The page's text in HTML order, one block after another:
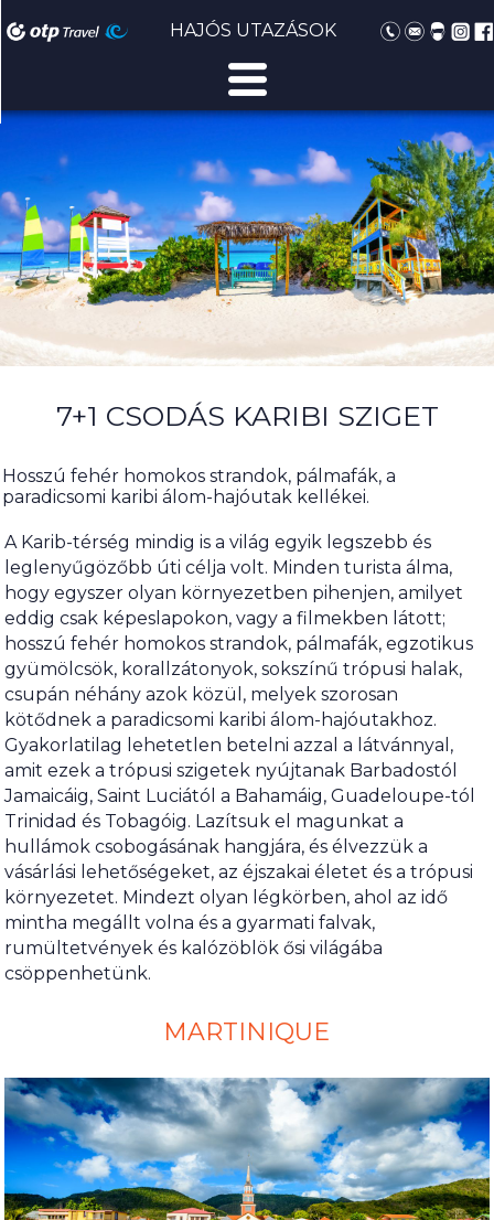
HAJÓS UTAZÁSOK
7+1 CSODÁS KARIBI SZIGET
Hosszú fehér homokos strandok, pálmafák, a
paradicsomi karibi álom-hajóutak kellékei.
A Karib-térség mindig is a világ egyik legszebb és
leglenyűgözőbb úti célja volt. Minden turista álma,
hogy egyszer olyan környezetben pihenjen, amilyet
eddig csak képeslapokon, vagy a filmekben látott;
hosszú fehér homokos strandok, pálmafák, egzotikus
gyümölcsök, korallzátonyok, sokszínű trópusi halak,
csupán néhány azok közül, melyek szorosan
kötődnek a paradicsomi karibi álom-hajóutakhoz.
Gyakorlatilag lehetetlen betelni azzal a látvánnyal,
amit ezek a trópusi szigetek nyújtanak Barbadostól
Jamaicáig, Saint Luciától a Bahamáig, Guadeloupe-tól
Trinidad és Tobagóig. Lazítsuk el magunkat a
hullámok csobogásának hangjára, és élvezzük a
vásárlási lehetőségeket, az éjszakai életet és a trópusi
környezetet. Mindezt olyan légkörben, ahol az idő
mintha megállt volna és a gyarmati falvak,
rumültetvények és kalózöblök ősi világába
csöppenhetünk.
MARTINIQUE